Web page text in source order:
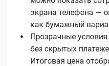
экрана телефона —
как бумажный
Прозрачные
без скрытых
Итоговая цена